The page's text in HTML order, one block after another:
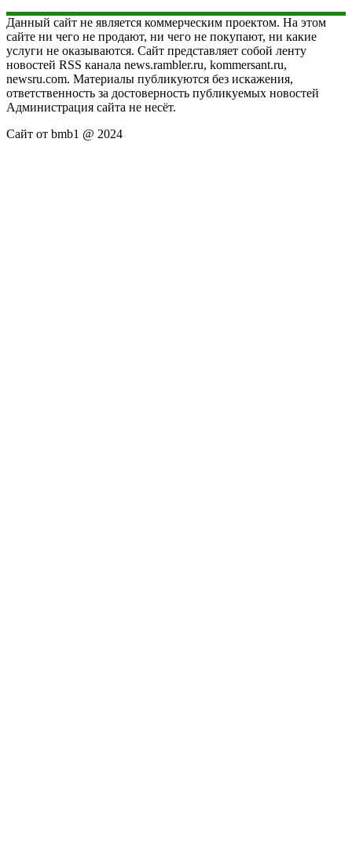
Данный сайт не является коммерческим проектом. На этом
сайте ни чего не продают, ни чего не покупают, ни какие
услуги не оказываются. Сайт представляет собой ленту
новостей RSS канала news.rambler.ru, kommersant.ru,
newsru.com. Материалы публикуются без искажения,
ответственность за достоверность публикуемых новостей
Администрация сайта не несёт.
Сайт от bmb1 @ 2024